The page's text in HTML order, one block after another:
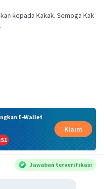
kepada Kakak. Semoga Kak
E-Wallet
:51
Klaim
Jawaban terverifikasi